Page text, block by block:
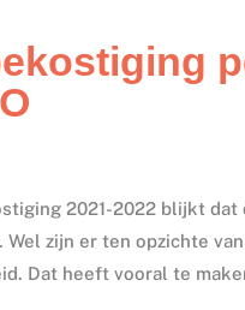
2021-2022 blijkt dat
zijn er ten opzichte
Dat heeft vooral te